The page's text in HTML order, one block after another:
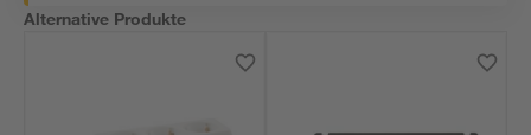
Alternative Produkte